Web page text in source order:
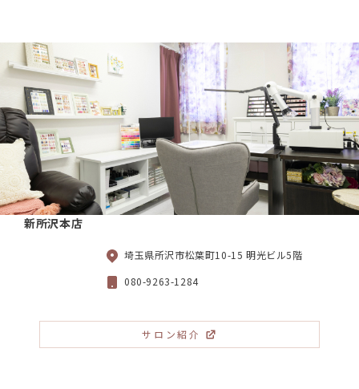
新所沢本店
埼玉県所沢市松葉町10-15 明光ビル5階
080-9263-1284
サロン紹介